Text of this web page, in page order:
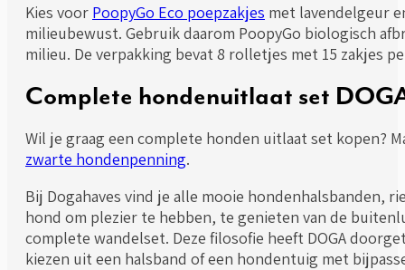
Kies voor PoopyGo Eco poepzakjes met lavendelgeur
milieubewust. Gebruik daarom PoopyGo biologisch
milieu. De verpakking bevat 8 rolletjes met 15 zakjes
Complete hondenuitlaat set
Wil je graag een complete honden uitlaat set kopen?
zwarte hondenpenning.
Bij Dogahaves vind je alle mooie hondenhalsbanden,
hond om plezier te hebben, te genieten van de
complete wandelset. Deze filosofie heeft DOGA
kiezen uit een halsband of een hondentuig met